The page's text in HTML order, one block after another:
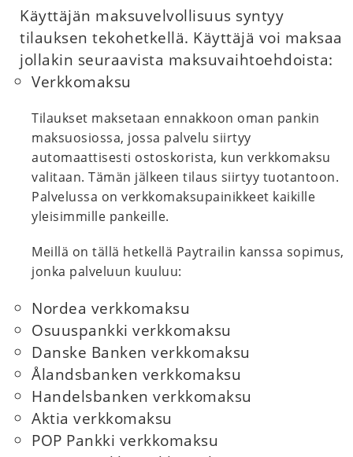
Käyttäjän maksuvelvollisuus syntyy
tilauksen tekohetkellä. Käyttäjä voi maksaa
jollakin seuraavista maksuvaihtoehdoista:
Verkkomaksu
Tilaukset maksetaan ennakkoon oman pankin
maksuosiossa, jossa palvelu siirtyy
automaattisesti ostoskorista, kun verkkomaksu
valitaan. Tämän jälkeen tilaus siirtyy tuotantoon.
Palvelussa on verkkomaksupainikkeet kaikille
yleisimmille pankeille.
Meillä on tällä hetkellä Paytrailin kanssa sopimus,
jonka palveluun kuuluu:
Nordea verkkomaksu
Osuuspankki verkkomaksu
Danske Banken verkkomaksu
Ålandsbanken verkkomaksu
Handelsbanken verkkomaksu
Aktia verkkomaksu
POP Pankki verkkomaksu